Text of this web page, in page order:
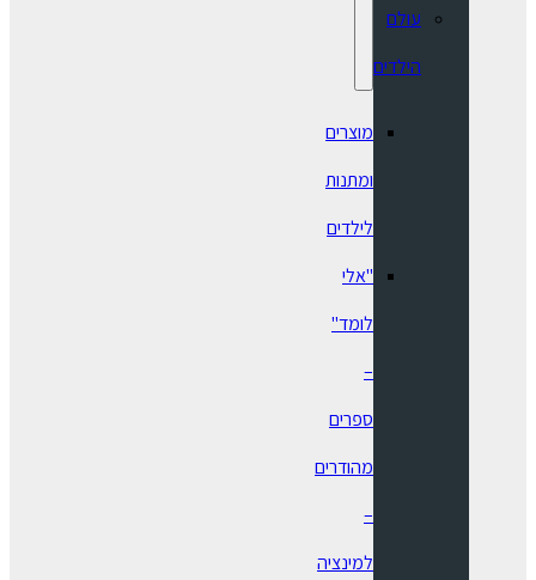
עולם
הילדים
מוצרים
ומתנות
לילדים
"אלי
לומד"
–
ספרים
מהודרים
–
למינציה